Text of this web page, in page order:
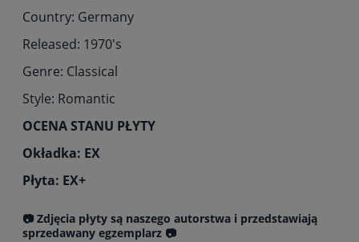
Country: Germany
Released: 1970's
Genre: Classical
Style: Romantic
OCENA STANU PŁYTY
Okładka: EX
Płyta: EX+
📷 Zdjęcia płyty są naszego autorstwa i przedstawiają
sprzedawany egzemplarz 📷